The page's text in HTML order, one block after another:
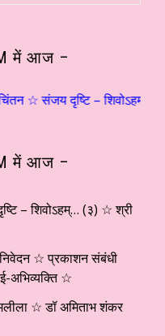
में आज –
दृष्टि – शिवोऽहम्…
में आज –
– शिवोऽहम्… (३) ☆ श्री
☆ प्रकाशन संबंधी
अभिव्यक्ति ☆
☆ डॉ अमिताभ शंकर